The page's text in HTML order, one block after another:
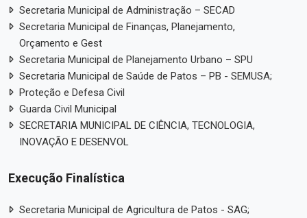
Secretaria Municipal de Administração – SECAD
Secretaria Municipal de Finanças, Planejamento,
Orçamento e Gest
Secretaria Municipal de Planejamento Urbano – SPU
Secretaria Municipal de Saúde de Patos – PB - SEMUSA;
Proteção e Defesa Civil
Guarda Civil Municipal
SECRETARIA MUNICIPAL DE CIÊNCIA, TECNOLOGIA,
INOVAÇÃO E DESENVOL
Execução Finalística
Secretaria Municipal de Agricultura de Patos - SAG;